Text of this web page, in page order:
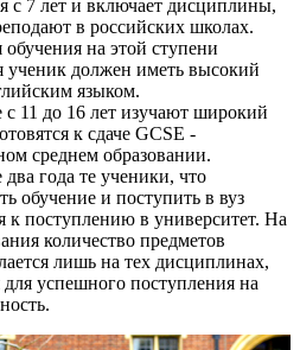
с 7 лет и включает дисциплины,
в российских школах.
на этой ступени
ученик должен иметь высокий
языком.
с 11 до 16 лет изучают широкий
к сдаче GCSE -
среднем образовании.
года те ученики, что
обучение и поступить в вуз
к поступлению в университет. На
количество предметов
лишь на тех дисциплинах,
успешного поступления на